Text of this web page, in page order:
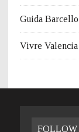
Guida
Vivre Valencia
FOLLOW